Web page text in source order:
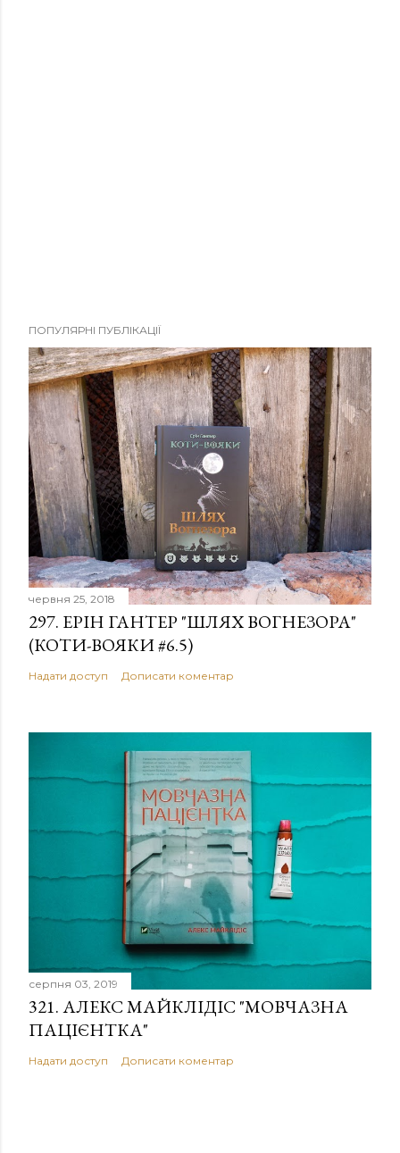
ПОПУЛЯРНІ ПУБЛІКАЦІЇ
червня 25, 2018
297. ЕРІН ГАНТЕР "ШЛЯХ ВОГНЕЗОРА"
(КОТИ-ВОЯКИ #6.5)
Надати доступ Дописати коментар
серпня 03, 2019
321. АЛЕКС МАЙКЛІДІС "МОВЧАЗНА
ПАЦІЄНТКА"
Надати доступ Дописати коментар